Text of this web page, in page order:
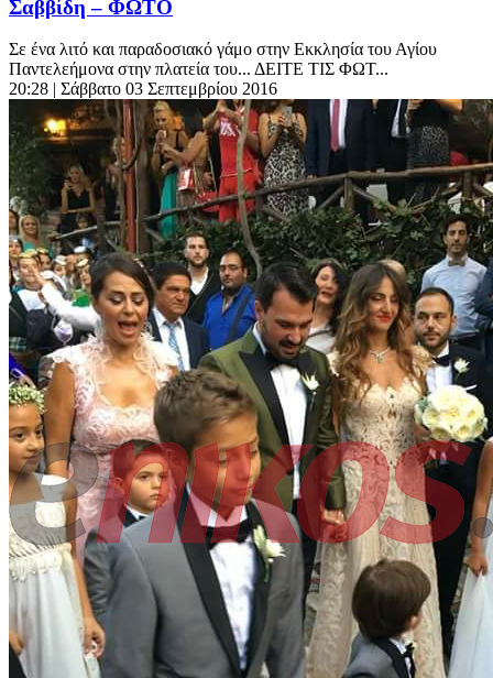
Σαββίδη – ΦΩΤΟ
Σε ένα λιτό και παραδοσιακό γάμο στην Εκκλησία του Αγίου
Παντελεήμονα στην πλατεία του... ΔΕΙΤΕ ΤΙΣ ΦΩΤ...
20:28 | Σάββατο 03 Σεπτεμβρίου 2016